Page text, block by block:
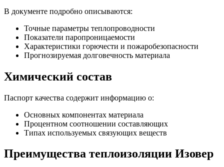
В документе подробно описываются:
Точные параметры теплопроводности
Показатели паропроницаемости
Характеристики горючести и пожаробезопасности
Прогнозируемая долговечность материала
Химический состав
Паспорт качества содержит информацию о:
Основных компонентах материала
Процентном соотношении составляющих
Типах используемых связующих веществ
Преимущества теплоизоляции Изовер